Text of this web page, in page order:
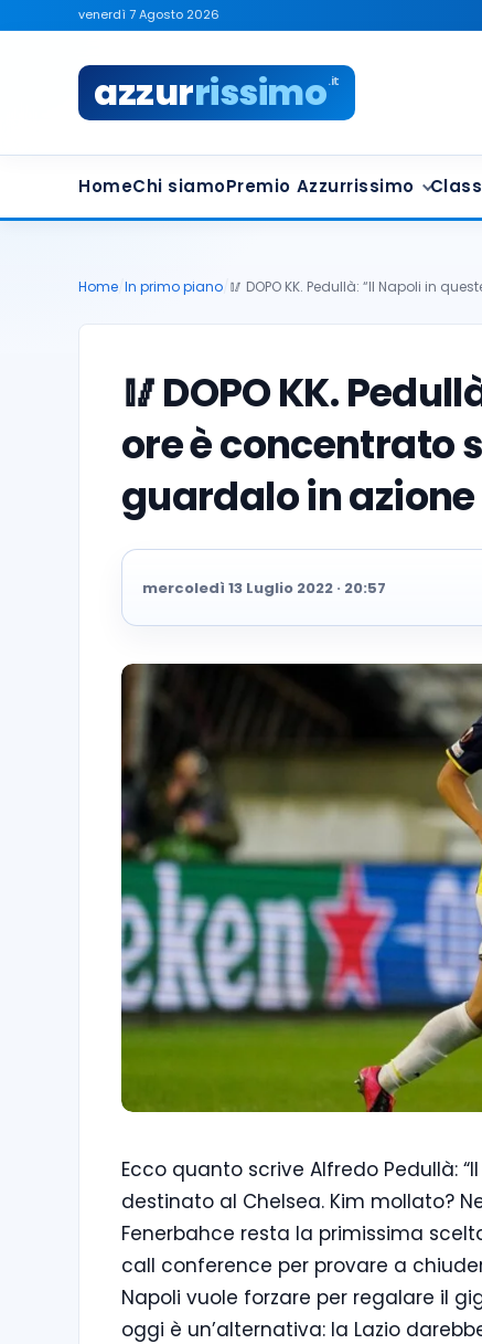
venerdì 7 Agosto 2026
azzurrissimo.it
HomeChi siamoPremio Azzurrissimo
Home In primo piano 🥢 DOPO KK. Pedullà: “Il Napoli in
🥢DOPO KK.
ore è concentrato
guardalo in azione
mercoledì 13 Luglio 2022 · 20:57
Ecco quanto scrive Alfredo Pedullà:
destinato al Chelsea. Kim mollato?
Fenerbahce resta la primissima
call conference per provare a
Napoli vuole forzare per regalare il
oggi è un’alternativa: la Lazio